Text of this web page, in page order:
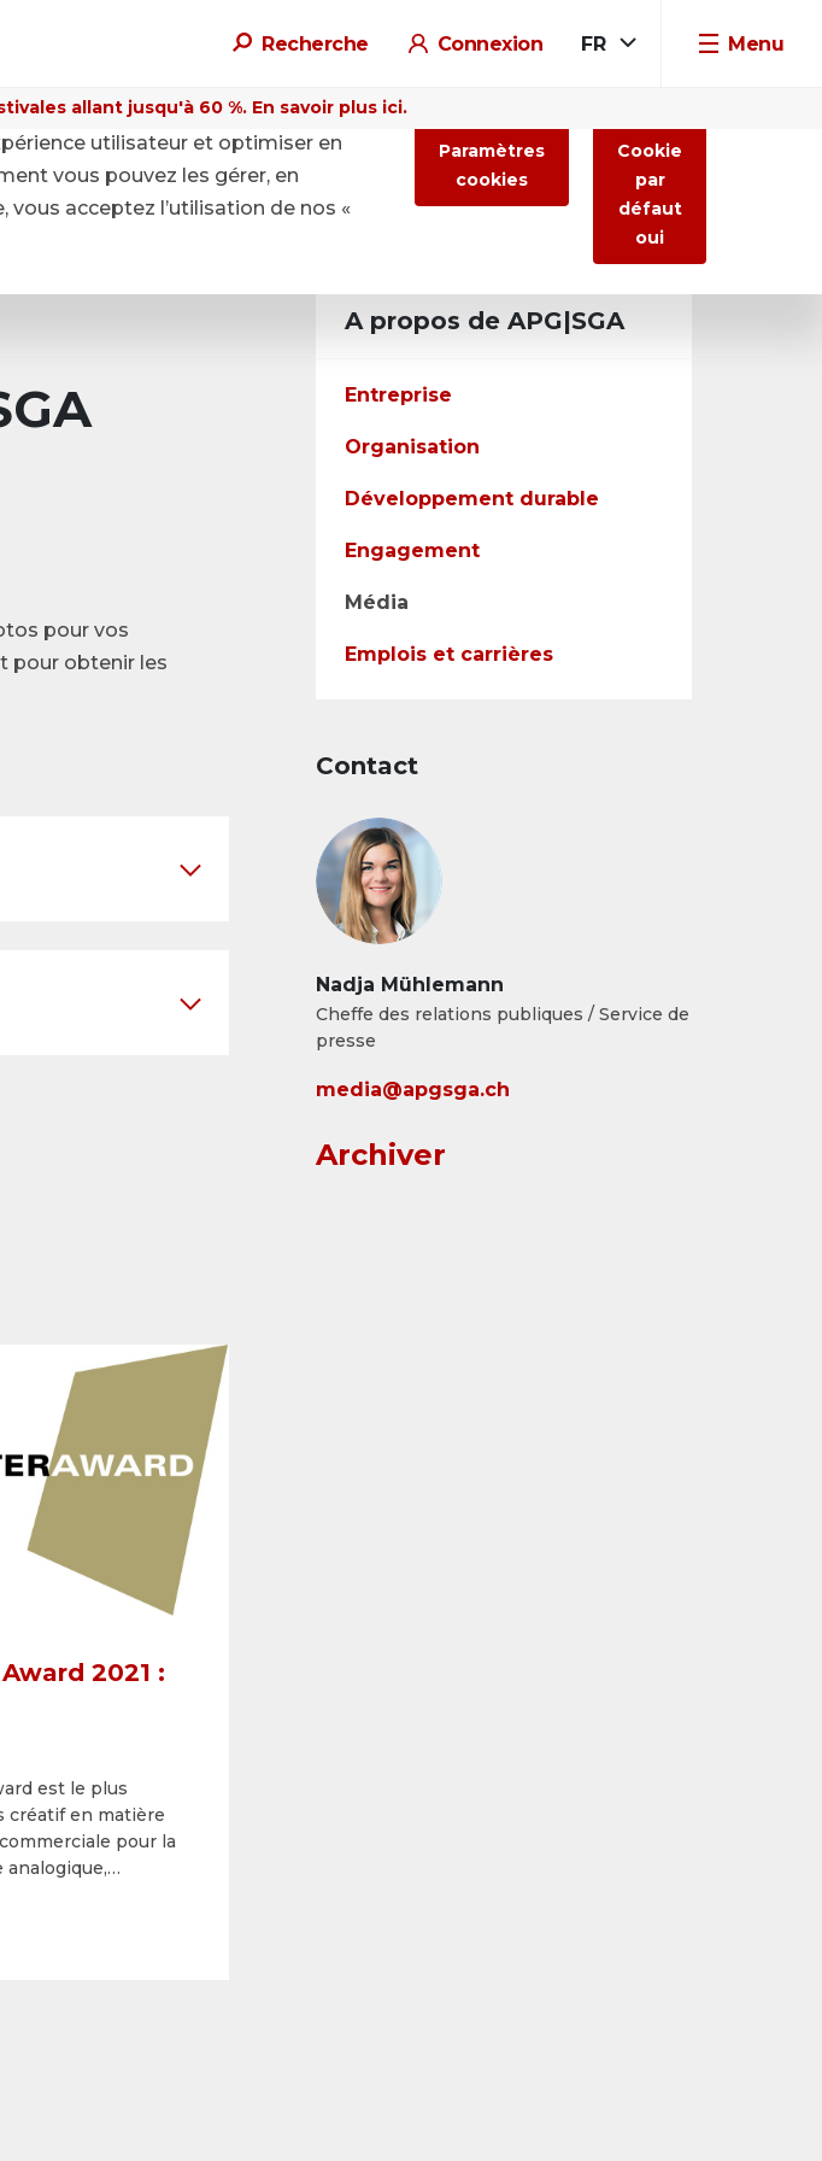
Recherche Connexion FR Menu
allant jusqu'à 60 %. En savoir plus ici.
pour vos
pour obtenir les
2021 :
est le plus
créatif en matière
pour la
la force et
220 candidatures,
campagnes
A propos de APG|SGA
Entreprise
Organisation
Développement durable
Engagement
Média
Emplois et carrières
Contact
Nadja Mühlemann
Cheffe des relations publiques / Service de
presse
media@apgsga.ch
Archiver
utilisateur et optimiser en
vous pouvez les gérer, en
vous acceptez l’utilisation de nos «
Paramètres
cookies
Cookie
par
défaut
oui